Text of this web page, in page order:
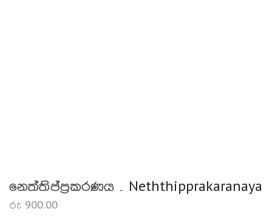
නෙත්තිප්ප්‍රකරණය – Neththipprakaranaya
රු 900.00